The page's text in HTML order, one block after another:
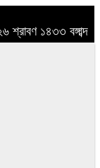
১৪৩৩ বঙ্গাব্দ